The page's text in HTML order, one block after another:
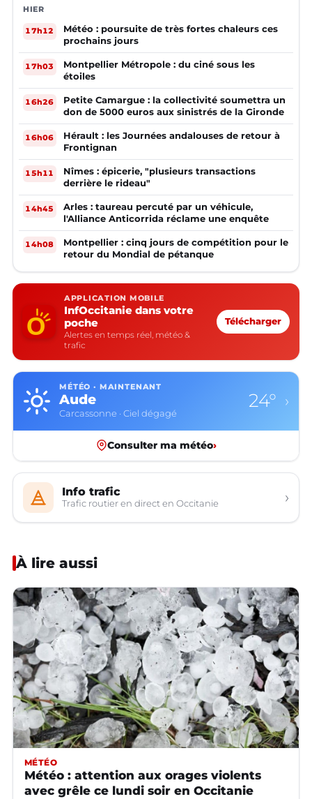
HIER
17h12
Météo : poursuite de très fortes chaleurs ces
prochains jours
17h03
Montpellier Métropole : du ciné sous les
étoiles
16h26
Petite Camargue : la collectivité soumettra un
don de 5000 euros aux sinistrés de la Gironde
16h06
Hérault : les Journées andalouses de retour à
Frontignan
15h11
Nîmes : épicerie, "plusieurs transactions
derrière le rideau"
14h45
Arles : taureau percuté par un véhicule,
l'Alliance Anticorrida réclame une enquête
14h08
Montpellier : cinq jours de compétition pour le
retour du Mondial de pétanque
APPLICATION MOBILE
InfOccitanie dans votre
poche
Alertes en temps réel, météo &
trafic
Télécharger
MÉTÉO · MAINTENANT
Aude
Carcassonne · Ciel dégagé
24° ›
Consulter ma météo›
Info trafic
Trafic routier en direct en Occitanie ›
À lire aussi
MÉTÉO
Météo : attention aux orages violents
avec grêle ce lundi soir en Occitanie